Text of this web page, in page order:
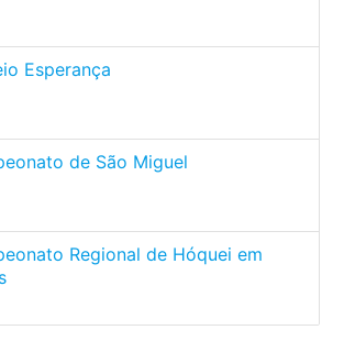
Esperança
de São Miguel
Regional de Hóquei em